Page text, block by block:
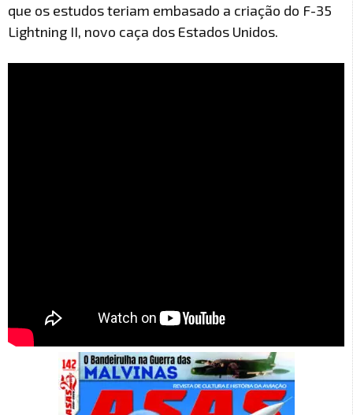
que os estudos teriam embasado a criação do F-35
Lightning II, novo caça dos Estados Unidos.